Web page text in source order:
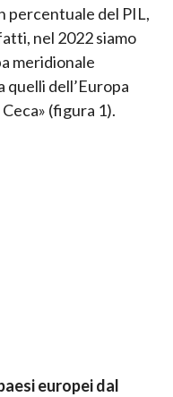
percentuale del PIL,
nel 2022 siamo
meridionale
quelli dell’Europa
(figura 1).
europei dal